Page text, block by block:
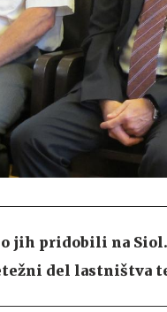
jih pridobili na
del lastništva